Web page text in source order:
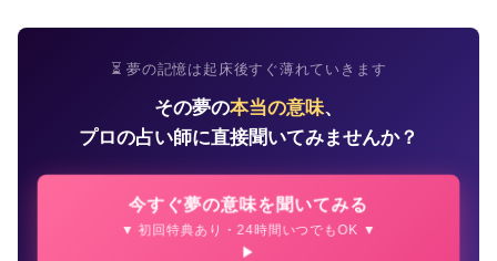
⏳ 夢の記憶は起床後すぐ薄れていきます
その夢の本当の意味、
プロの占い師に直接聞いてみませんか？
今すぐ夢の意味を聞いてみる
▼ 初回特典あり・24時間いつでもOK ▼